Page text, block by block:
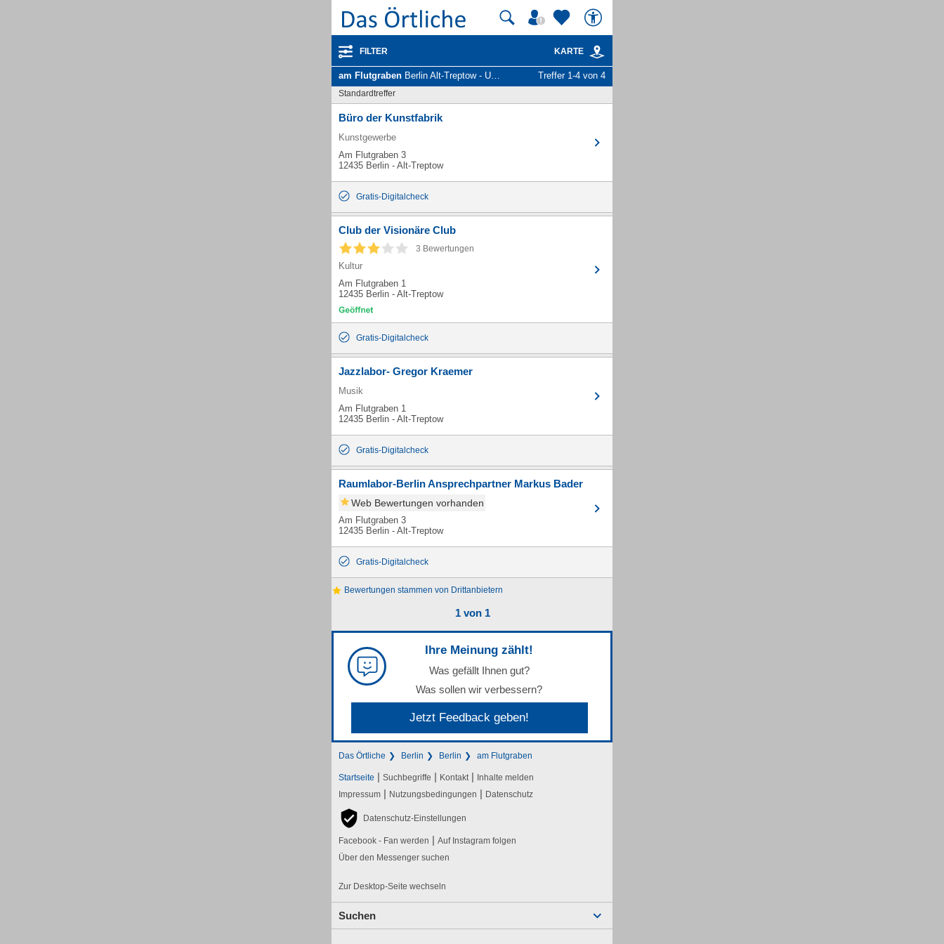
FILTER KARTE
am Flutgraben Berlin Alt-Treptow - Unternehmen und Personen Treffer 1-4 von 4
Standardtreffer
Büro der Kunstfabrik
Kunstgewerbe
Am Flutgraben 3
12435 Berlin - Alt-Treptow
Gratis-Digitalcheck
Club der Visionäre Club
3 Bewertungen
Kultur
Am Flutgraben 1
12435 Berlin - Alt-Treptow
Gratis-Digitalcheck
Jazzlabor- Gregor Kraemer
Musik
Am Flutgraben 1
12435 Berlin - Alt-Treptow
Gratis-Digitalcheck
Raumlabor-Berlin Ansprechpartner Markus Bader
Web Bewertungen vorhanden
Am Flutgraben 3
12435 Berlin - Alt-Treptow
Gratis-Digitalcheck
Bewertungen stammen von Drittanbietern
1 von 1
Ihre Meinung zählt!
Was gefällt Ihnen gut?
Was sollen wir verbessern?
Jetzt Feedback geben!
Das Örtliche Berlin Berlin am Flutgraben
Startseite | Suchbegriffe | Kontakt | Inhalte melden
Impressum | Nutzungsbedingungen | Datenschutz
Datenschutz-Einstellungen
Facebook - Fan werden | Auf Instagram folgen
Über den Messenger suchen
Zur Desktop-Seite wechseln
Suchen